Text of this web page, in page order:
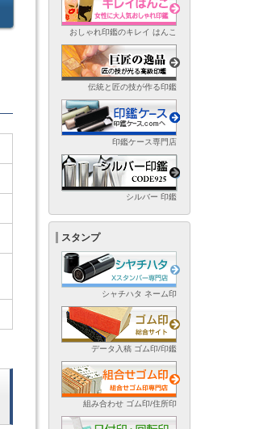
おしゃれ印鑑のキレイ はんこ
伝統と匠の技が作る印鑑
印鑑ケース専門店
シルバー 印鑑
スタンプ
シャチハタ ネーム印
データ入稿 ゴム印/印鑑
組み合わせ ゴム印/住所印